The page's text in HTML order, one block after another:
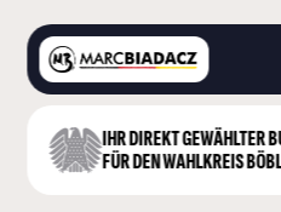
IHR DIREKT GEWÄHLTER
FÜR DEN WAHLKREIS